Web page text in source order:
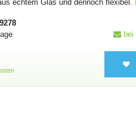
echtem Glas und dennoch flexibel.
bei